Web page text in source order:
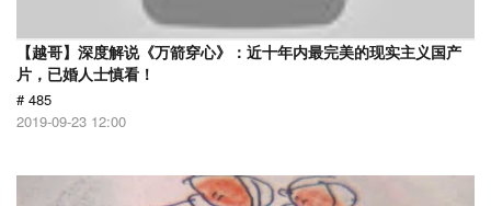
【越哥】深度解说《万箭穿心》：近十年内最完美的现实主义国产
片，已婚人士慎看！
# 485
2019-09-23 12:00